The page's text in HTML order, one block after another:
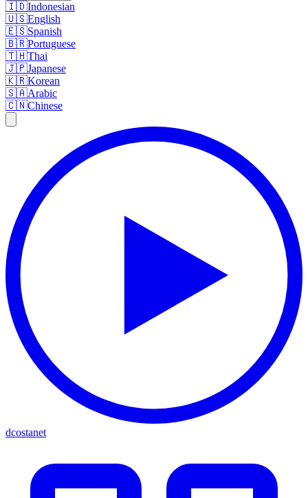
🇮🇩Indonesian
🇺🇸English
🇪🇸Spanish
🇧🇷Portuguese
🇹🇭Thai
🇯🇵Japanese
🇰🇷Korean
🇸🇦Arabic
🇨🇳Chinese
dcostanet